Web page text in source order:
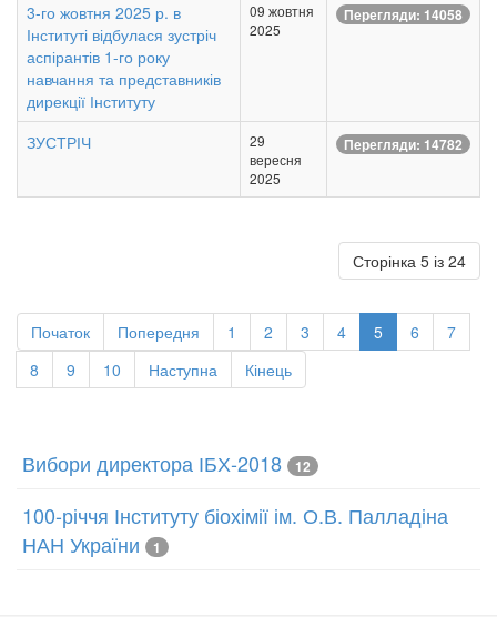
3-го жовтня 2025 р. в
Інституті відбулася зустріч
аспірантів 1-го року
навчання та представників
дирекції Інституту
09 жовтня
2025
Перегляди: 14058
ЗУСТРІЧ
29
вересня
2025
Перегляди: 14782
Сторінка 5 із 24
Початок Попередня 1 2 3 4 5 6
7
8
9 10 Наступна Кінець
Вибори директора ІБХ-2018 12
100-річчя Інституту біохімії ім. О.В. Палладіна
НАН України
1